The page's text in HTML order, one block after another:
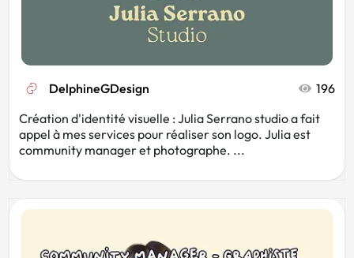
Gaming
Burger Sushi
DelphineGDesign
196
Création d'identité visuelle : Julia Serrano studio a fait
appel à mes services pour réaliser son logo. Julia est
community manager et photographe. ...